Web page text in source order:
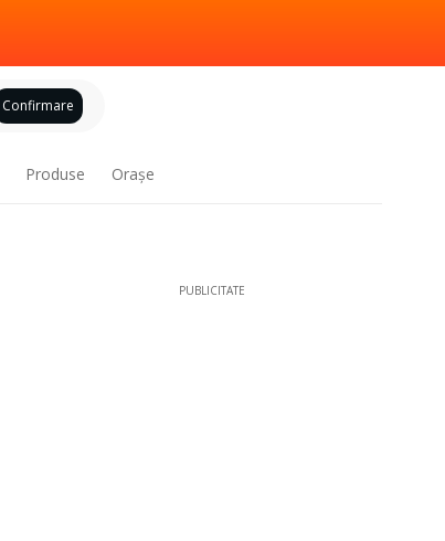
Confirmare
Produse Oraşe
PUBLICITATE